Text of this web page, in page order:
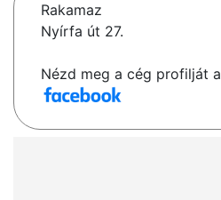
Rakamaz
Nyírfa út 27.
Nézd meg a cég profilját a